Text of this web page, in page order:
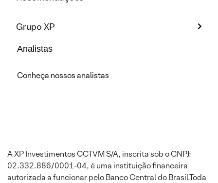
Grupo XP
Analistas
Conheça nossos analistas
A XP Investimentos CCTVM S/A, inscrita sob o CNPJ:
02.332.886/0001-04, é uma instituição financeira
autorizada a funcionar pelo Banco Central do Brasil.Toda